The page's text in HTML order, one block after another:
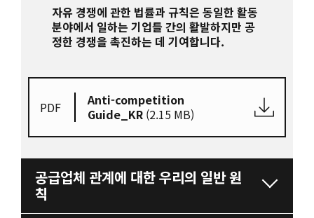
자유 경쟁에 관한 법률과 규칙은 동일한 활동
분야에서 일하는 기업들 간의 활발하지만 공
정한 경쟁을 촉진하는 데 기여합니다.
PDF
Anti-competition
Guide_KR (2.15 MB)
공급업체 관계에 대한 우리의 일반 원
칙